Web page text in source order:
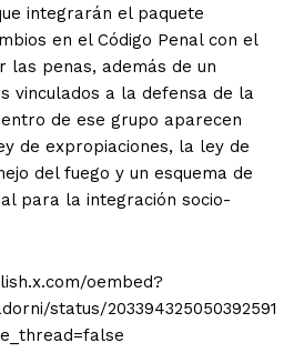
integrarán el paquete
en el Código Penal con el
las penas, además de un
vinculados a la defensa de la
de ese grupo aparecen
de expropiaciones, la ley de
del fuego y un esquema de
para la integración socio-
oembed?
status/203394325050392591